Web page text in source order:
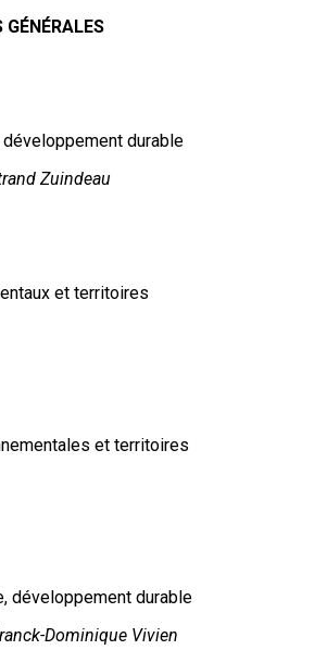
durable
Zuindeau
et territoires
et territoires
développement durable
Dominique Vivien